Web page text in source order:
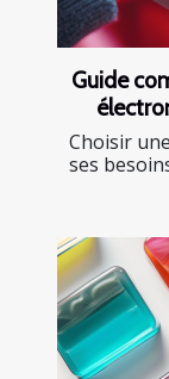
Guide
Choisir
ses